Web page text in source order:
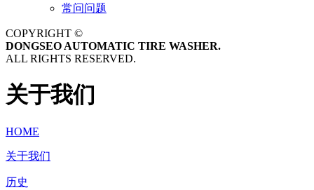
常问问题
COPYRIGHT ©
DONGSEO AUTOMATIC TIRE WASHER.
ALL RIGHTS RESERVED.
关于我们
HOME
关于我们
历史